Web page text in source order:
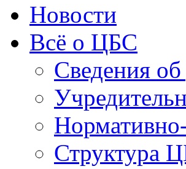
Новости
Всё о ЦБС
Сведения
Структура